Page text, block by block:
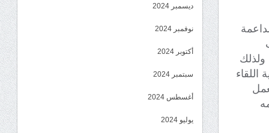
ولذلك
ديسمبر 2024
نوفمبر 2024
أكتوبر 2024
سبتمبر 2024
أغسطس 2024
يوليو 2024